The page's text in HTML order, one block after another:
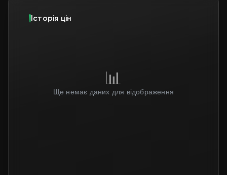
Історія цін
📊
Ще немає даних для відображення